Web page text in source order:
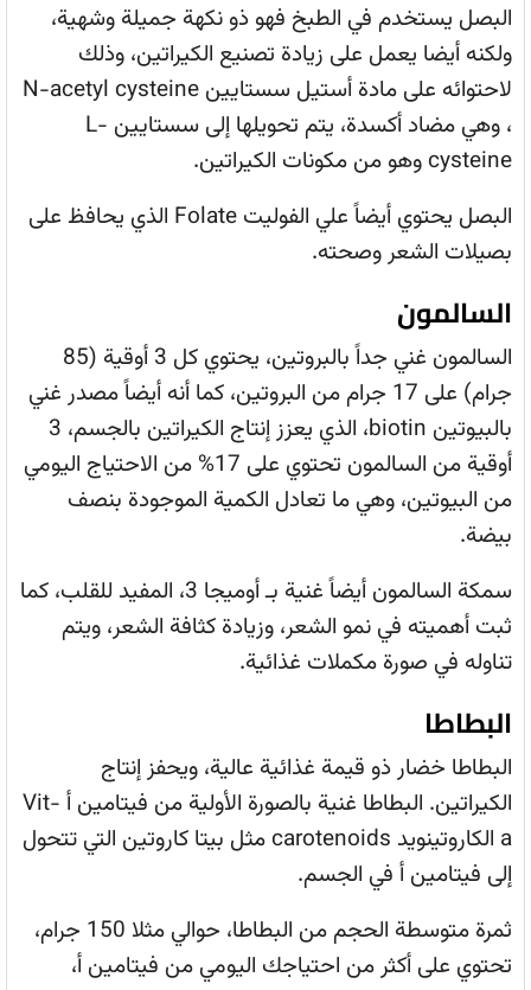
البصل يستخدم في الطبخ فهو ذو نكهة جميلة وشهية،
ولكنه أيضا يعمل على زيادة تصنيع الكيراتين، وذلك
لاحتوائه على مادة أستيل سستايين N-acetyl cysteine
، وهي مضاد أكسدة، يتم تحويلها إلى سستايين L-
cysteine وهو من مكونات الكيراتين.
البصل يحتوي أيضاً علي الفوليت Folate الذي يحافظ على
بصيلات الشعر وصحته.
السالمون
السالمون غني جداً بالبروتين، يحتوي كل 3 أوقية (85
جرام) على 17 جرام من البروتين، كما أنه أيضاً مصدر غني
بالبيوتين biotin، الذي يعزز إنتاج الكيراتين بالجسم، 3
أوقية من السالمون تحتوي على 17% من الاحتياج اليومي
من البيوتين، وهي ما تعادل الكمية الموجودة بنصف
بيضة.
سمكة السالمون أيضاً غنية بـ أوميجا 3، المفيد للقلب، كما
ثبت أهميته في نمو الشعر، وزيادة كثافة الشعر، ويتم
تناوله في صورة مكملات غذائية.
البطاطا
البطاطا خضار ذو قيمة غذائية عالية، ويحفز إنتاج
الكيراتين. البطاطا غنية بالصورة الأولية من فيتامين أ Vit-
a الكاروتينويد carotenoids مثل بيتا كاروتين التي تتحول
إلى فيتامين أ في الجسم.
ثمرة متوسطة الحجم من البطاطا، حوالي مثلا 150 جرام،
تحتوي على أكثر من احتياجك اليومي من فيتامين أ،